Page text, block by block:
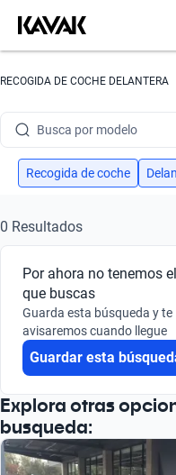
RECOGIDA DE COCHE DELANTERA
Busca por modelo
Busca por versión
Busca por marca
Busca por modelo
Busca por versión
Recogida de coche
0 Resultados
Por ahora no tenemos
que buscas
Guarda esta búsqueda y te
avisaremos cuando llegue
Guardar esta
Explora otras
busqueda: